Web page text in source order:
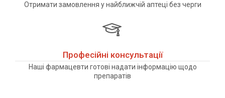
Отримати замовлення у найближчій аптеці без черги
Професійні консультації
Наші фармацевти готові надати інформацію щодо
препаратів